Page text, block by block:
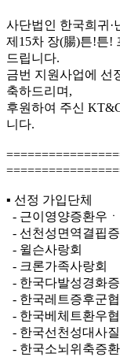
사단법인 한국희귀·
제15차 장(腸)튼!튼!
드립니다.
금번 지원사업에 선
축하드리며,
후원하여 주신
니다.
▪ 선정 가입단체
- 근이영양증환우
- 선천성면역결핍
- 윌슨사랑회
- 크론가족사랑회
- 한국다발성경화
- 한국레트증후군협
- 한국베체트환우협
- 한국선천성대사
- 한국소뇌위축증